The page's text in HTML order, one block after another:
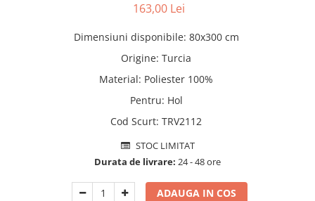
163,00 Lei
Dimensiuni disponibile: 80x300 cm
Origine: Turcia
Material: Poliester 100%
Pentru: Hol
Cod Scurt: TRV2112
STOC LIMITAT
Durata de livrare: 24 - 48 ore
ADAUGA IN COS